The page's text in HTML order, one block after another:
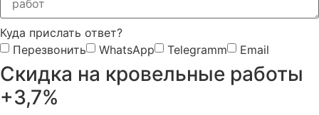
Куда прислать ответ?
Перезвонить
WhatsApp Telegramm Email
Скидка на кровельные работы
+3,7%